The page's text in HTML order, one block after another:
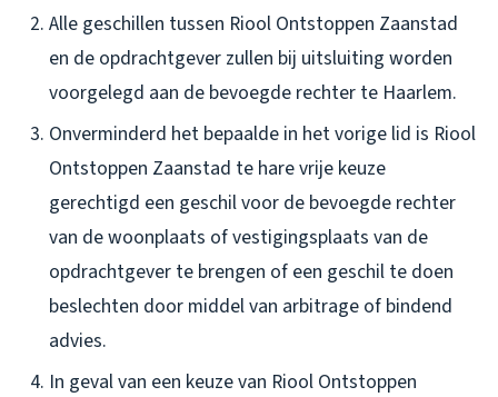
Alle geschillen tussen Riool Ontstoppen Zaanstad
en de opdrachtgever zullen bij uitsluiting worden
voorgelegd aan de bevoegde rechter te Haarlem.
Onverminderd het bepaalde in het vorige lid is Riool
Ontstoppen Zaanstad te hare vrije keuze
gerechtigd een geschil voor de bevoegde rechter
van de woonplaats of vestigingsplaats van de
opdrachtgever te brengen of een geschil te doen
beslechten door middel van arbitrage of bindend
advies.
In geval van een keuze van Riool Ontstoppen